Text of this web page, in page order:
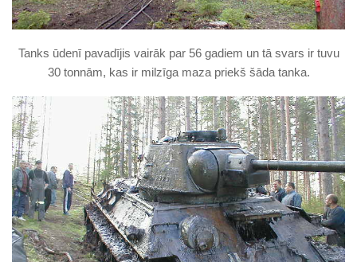
Tanks ūdenī pavadījis vairāk par 56 gadiem un tā svars ir tuvu
30 tonnām, kas ir milzīga maza priekš šāda tanka.